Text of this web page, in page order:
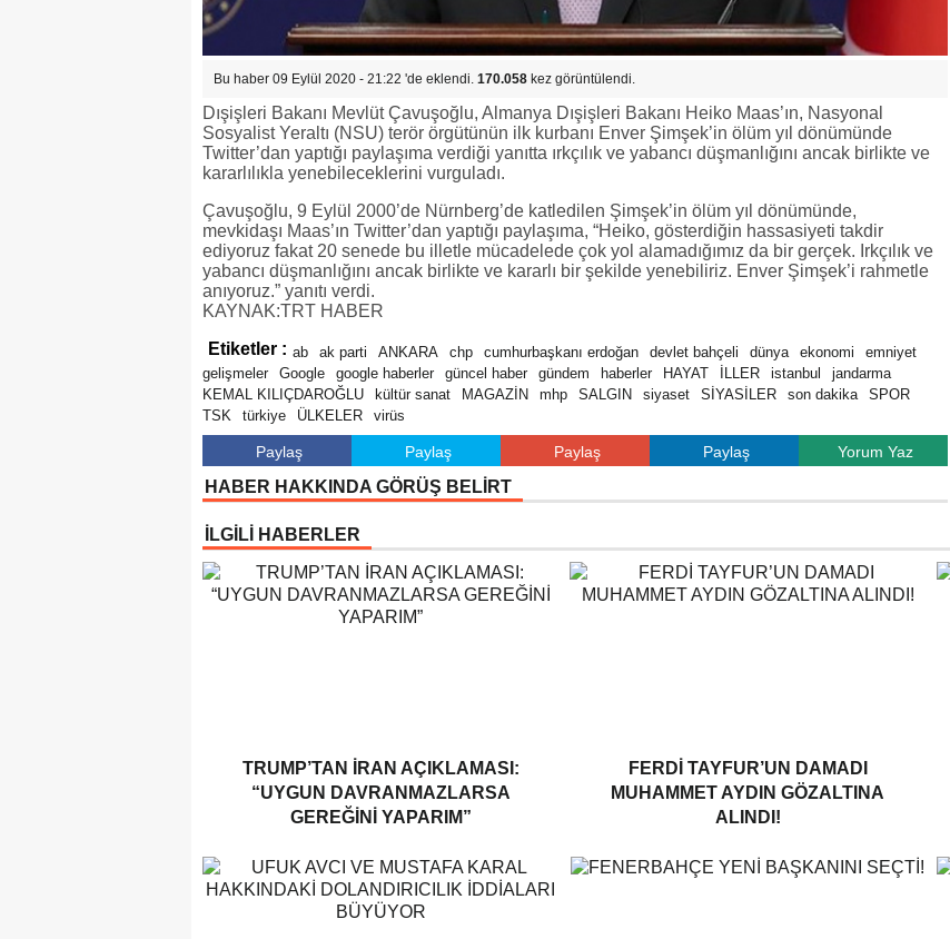
Bu haber 09 Eylül 2020 - 21:22 'de eklendi. 170.058 kez görüntülendi.
Dışişleri Bakanı Mevlüt Çavuşoğlu, Almanya Dışişleri Bakanı Heiko Maas’ın, Nasyonal
Sosyalist Yeraltı (NSU) terör örgütünün ilk kurbanı Enver Şimşek’in ölüm yıl dönümünde
Twitter’dan yaptığı paylaşıma verdiği yanıtta ırkçılık ve yabancı düşmanlığını ancak birlikte ve
kararlılıkla yenebileceklerini vurguladı.
Çavuşoğlu, 9 Eylül 2000’de Nürnberg’de katledilen Şimşek’in ölüm yıl dönümünde,
mevkidaşı Maas’ın Twitter’dan yaptığı paylaşıma, “Heiko, gösterdiğin hassasiyeti takdir
ediyoruz fakat 20 senede bu illetle mücadelede çok yol alamadığımız da bir gerçek. Irkçılık ve
yabancı düşmanlığını ancak birlikte ve kararlı bir şekilde yenebiliriz. Enver Şimşek’i rahmetle
anıyoruz.” yanıtı verdi.
KAYNAK:TRT HABER
Etiketler : ab ak parti ANKARA chp cumhurbaşkanı erdoğan devlet bahçeli dünya ekonomi
emniyet
gelişmeler
Google google haberler güncel haber gündem haberler HAYAT İLLER istanbul
jandarma
KEMAL KILIÇDAROĞLU
kültür sanat MAGAZİN mhp SALGIN siyaset SİYASİLER son dakika
SPOR
TSK
türkiye ÜLKELER virüs
Paylaş Paylaş Paylaş Paylaş Yorum Yaz
HABER HAKKINDA GÖRÜŞ BELİRT
İLGİLİ HABERLER
TRUMP’TAN İRAN AÇIKLAMASI:
“UYGUN DAVRANMAZLARSA
GEREĞINI YAPARIM”
FERDI TAYFUR’UN DAMADI
MUHAMMET AYDIN GÖZALTINA
ALINDI!